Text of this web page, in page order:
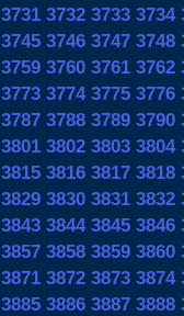
3731 3732 3733 3734
3745 3746 3747 3748
3759 3760 3761 3762
3773 3774 3775 3776
3787 3788 3789 3790
3801 3802 3803 3804
3815 3816 3817 3818
3829 3830 3831 3832
3843 3844 3845 3846
3857 3858 3859 3860
3871 3872 3873 3874
3885 3886 3887 3888